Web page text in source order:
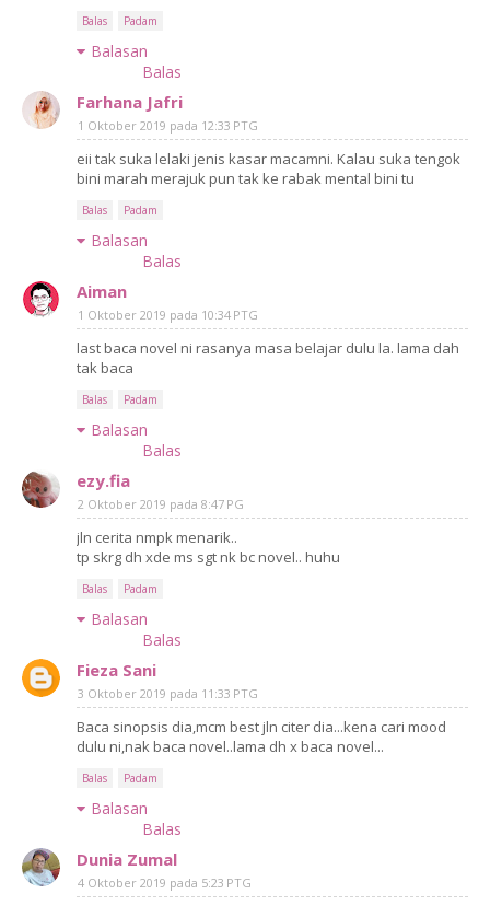
Balas Padam
Balasan
Balas
Farhana Jafri
1 Oktober 2019 pada 12:33 PTG
eii tak suka lelaki jenis kasar macamni. Kalau suka tengok
bini marah merajuk pun tak ke rabak mental bini tu
Balas Padam
Balasan
Balas
Aiman
1 Oktober 2019 pada 10:34 PTG
last baca novel ni rasanya masa belajar dulu la. lama dah
tak baca
Balas Padam
Balasan
Balas
ezy.fia
2 Oktober 2019 pada 8:47 PG
jln cerita nmpk menarik..
tp skrg dh xde ms sgt nk bc novel.. huhu
Balas Padam
Balasan
Balas
Fieza Sani
3 Oktober 2019 pada 11:33 PTG
Baca sinopsis dia,mcm best jln citer dia...kena cari mood
dulu ni,nak baca novel..lama dh x baca novel...
Balas Padam
Balasan
Balas
Dunia Zumal
4 Oktober 2019 pada 5:23 PTG